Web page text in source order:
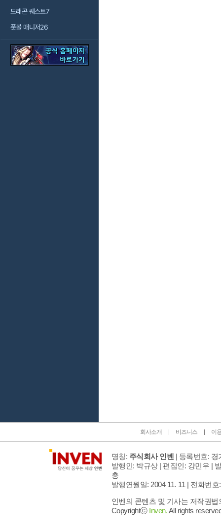
드래곤 퀘스트7
풋볼 매니저26
회사소개 비즈니스 이
명칭: 주식회사 인벤 | 등록번호: 경
발행인: 박규상 | 편집인: 강민우 |
층
발행연월일: 2004 11. 11 | 전화번호
인벤의 콘텐츠 및 기사는 저작권
Copyrightⓒ Inven.All rights